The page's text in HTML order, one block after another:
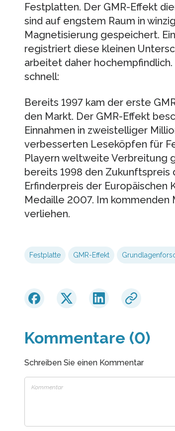
Festplatten. Der GMR-Effekt
sind auf engstem Raum in
Magnetisierung gespeichert.
registriert diese kleinen
arbeitet daher
schnell:
Bereits 1997 kam der erste
den Markt. Der GMR-Effekt
Einnahmen in zweistelliger
verbesserten Leseköpfen für
Playern weltweite Verbreitung
bereits 1998 den
Erfinderpreis der Europäischen
Medaille 2007. Im kommenden
verliehen.
Festplatte GMR-Effekt
Kommentare (0)
Schreiben Sie einen Kommentar